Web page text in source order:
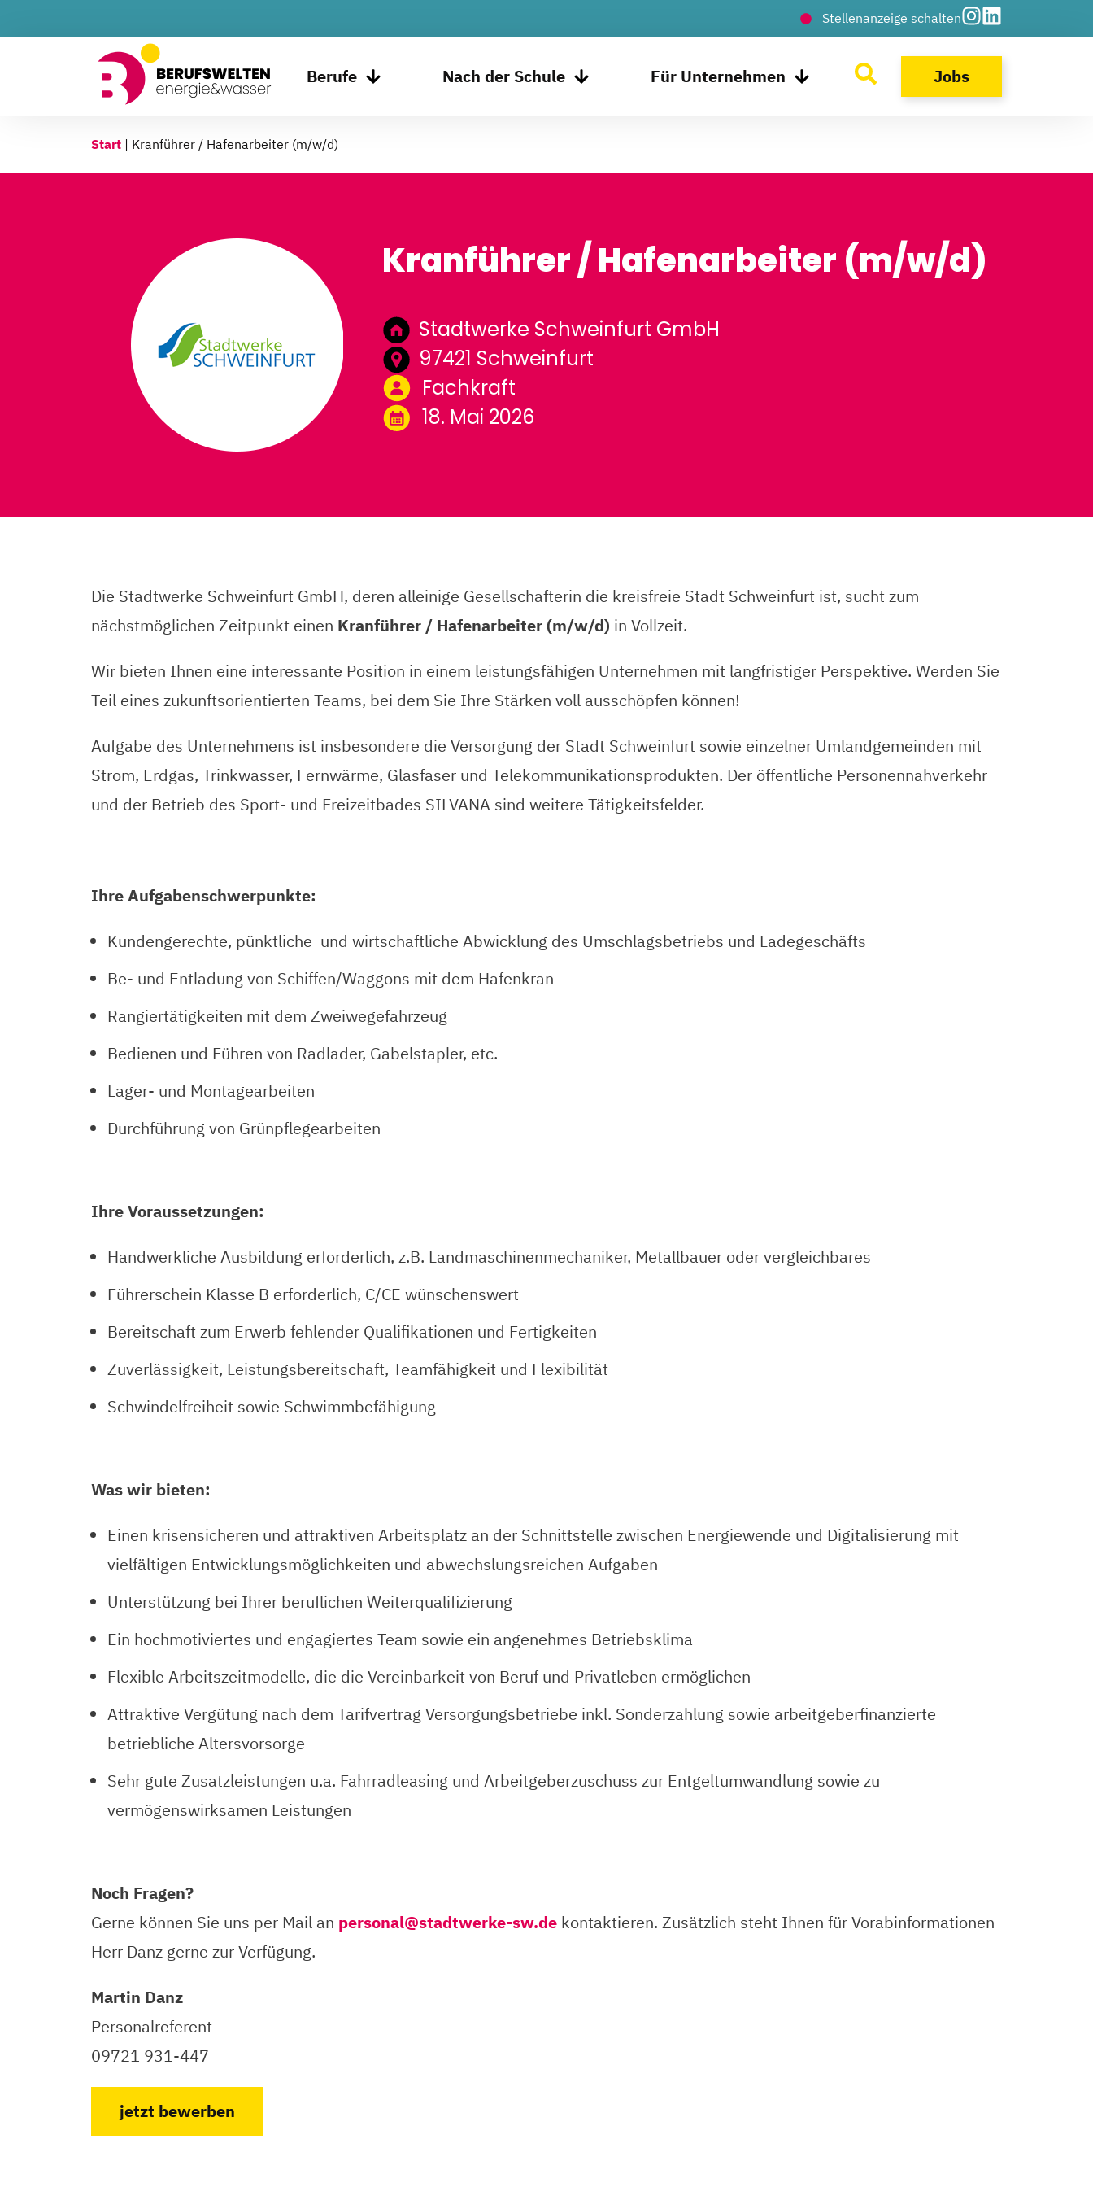
Stellenanzeige schalten
Berufe Nach der Schule Für Unternehmen Jobs
Start | Kranführer / Hafenarbeiter (m/w/d)
Kranführer / Hafenarbeiter (m/w/d)
Stadtwerke Schweinfurt GmbH
97421 Schweinfurt
Fachkraft
18. Mai 2026
Die Stadtwerke Schweinfurt GmbH, deren alleinige Gesellschafterin die kreisfreie Stadt Schweinfurt ist, sucht zum
nächstmöglichen Zeitpunkt einen Kranführer / Hafenarbeiter (m/w/d) in Vollzeit.
Wir bieten Ihnen eine interessante Position in einem leistungsfähigen Unternehmen mit langfristiger Perspektive. Werden Sie
Teil eines zukunftsorientierten Teams, bei dem Sie Ihre Stärken voll ausschöpfen können!
Aufgabe des Unternehmens ist insbesondere die Versorgung der Stadt Schweinfurt sowie einzelner Umlandgemeinden mit
Strom, Erdgas, Trinkwasser, Fernwärme, Glasfaser und Telekommunikationsprodukten. Der öffentliche Personennahverkehr
und der Betrieb des Sport- und Freizeitbades SILVANA sind weitere Tätigkeitsfelder.
Ihre Aufgabenschwerpunkte:
Kundengerechte, pünktliche und wirtschaftliche Abwicklung des Umschlagsbetriebs und Ladegeschäfts
Be- und Entladung von Schiffen/Waggons mit dem Hafenkran
Rangiertätigkeiten mit dem Zweiwegefahrzeug
Bedienen und Führen von Radlader, Gabelstapler, etc.
Lager- und Montagearbeiten
Durchführung von Grünpflegearbeiten
Ihre Voraussetzungen:
Handwerkliche Ausbildung erforderlich, z.B. Landmaschinenmechaniker, Metallbauer oder vergleichbares
Führerschein Klasse B erforderlich, C/CE wünschenswert
Bereitschaft zum Erwerb fehlender Qualifikationen und Fertigkeiten
Zuverlässigkeit, Leistungsbereitschaft, Teamfähigkeit und Flexibilität
Schwindelfreiheit sowie Schwimmbefähigung
Was wir bieten:
Einen krisensicheren und attraktiven Arbeitsplatz an der Schnittstelle zwischen Energiewende und Digitalisierung mit
vielfältigen Entwicklungsmöglichkeiten und abwechslungsreichen Aufgaben
Unterstützung bei Ihrer beruflichen Weiterqualifizierung
Ein hochmotiviertes und engagiertes Team sowie ein angenehmes Betriebsklima
Flexible Arbeitszeitmodelle, die die Vereinbarkeit von Beruf und Privatleben ermöglichen
Attraktive Vergütung nach dem Tarifvertrag Versorgungsbetriebe inkl. Sonderzahlung sowie arbeitgeberfinanzierte
betriebliche Altersvorsorge
Sehr gute Zusatzleistungen u.a. Fahrradleasing und Arbeitgeberzuschuss zur Entgeltumwandlung sowie zu
vermögenswirksamen Leistungen
Noch Fragen?
Gerne können Sie uns per Mail an personal@stadtwerke-sw.de kontaktieren. Zusätzlich steht Ihnen für Vorabinformationen
Herr Danz gerne zur Verfügung.
Martin Danz
Personalreferent
09721 931-447
jetzt bewerben